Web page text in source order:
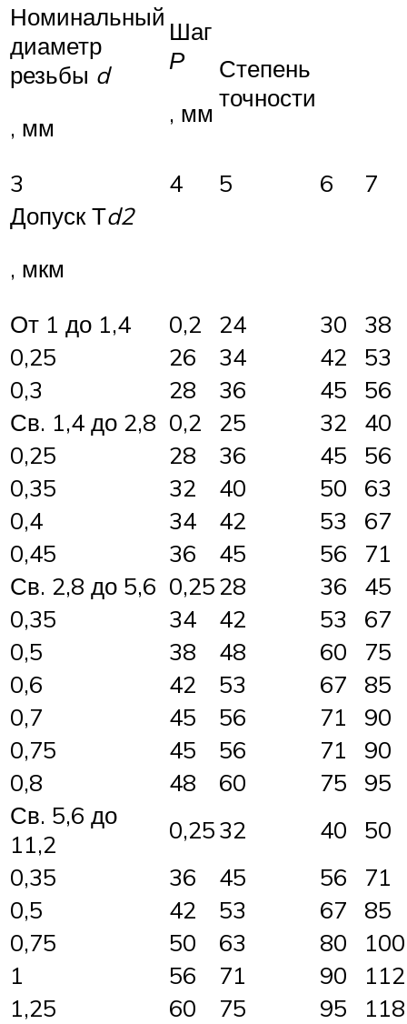
Номинальный
диаметр
резьбы d
, мм
Шаг
Р
, мм
Степень
точности
3 4 5 6
7
Допуск Тd2
, мкм
От 1 до 1,4
0,2 24 30
38
0,25
26 34 42
53
0,3
28 36 45
56
Св. 1,4 до 2,8 0,2 25 32
40
0,25
28 36 45
56
0,35
32 40 50
63
0,4
34 42 53
67
0,45
36 45 56
71
Св. 2,8 до 5,6 0,2528 36
45
0,35
34 42 53
67
0,5
38 48 60
75
0,6
42 53 67
85
0,7
45 56 71
90
0,75
45 56 71
90
0,8
48 60 75
95
Св. 5,6 до
11,2
0,2532 40
50
0,35
36 45 56
71
0,5
42 53 67
85
0,75
50 63 80
100
1
56 71 90
112
1,25
60 75 95
118